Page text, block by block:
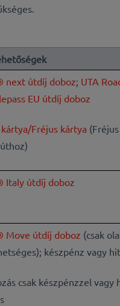
next útdíj doboz; UTA
EU útdíj doboz
Fréjus kártya
Italy útdíj doboz
Move útdíj doboz (csak
; készpénz vagy
csak készpénzzel vagy